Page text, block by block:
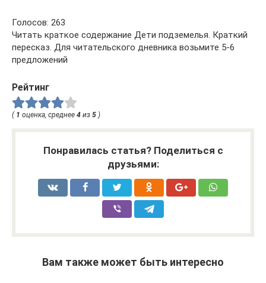
Голосов: 263
Читать краткое содержание Дети подземелья. Краткий
пересказ. Для читательского дневника возьмите 5-6
предложений
Рейтинг
( 1 оценка, среднее 4 из 5 )
Понравилась статья? Поделиться с
друзьями:
Вам также может быть интересно